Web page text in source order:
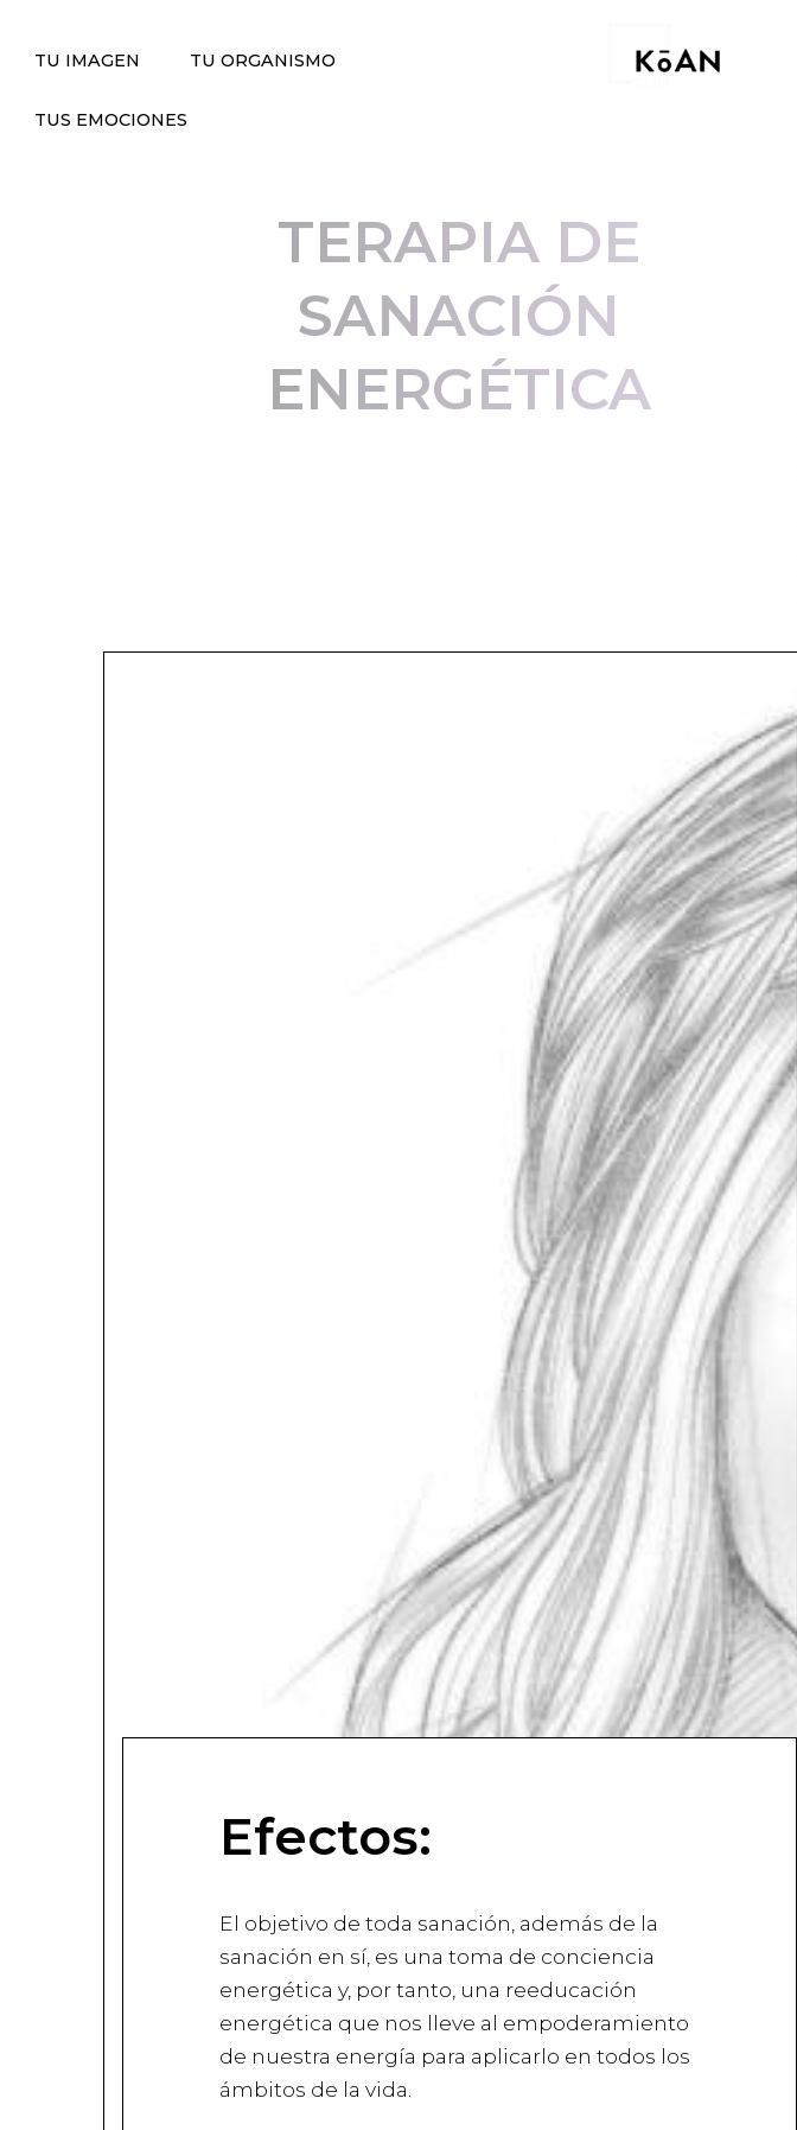
TU IMAGEN TU ORGANISMO
TUS EMOCIONES
TERAPIA DE
SANACIÓN
ENERGÉTICA
Efectos:
El objetivo de toda sanación, además de la
sanación en sí, es una toma de conciencia
energética y, por tanto, una reeducación
energética que nos lleve al empoderamiento
de nuestra energía para aplicarlo en todos los
ámbitos de la vida.